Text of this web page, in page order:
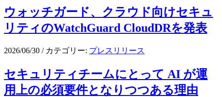
ウォッチガード、クラウド向けセキュ
リティのWatchGuard CloudDRを発表
2026/06/30 / カテゴリー: プレスリリース
セキュリティチームにとって AI が運
用上の必須要件となりつつある理由